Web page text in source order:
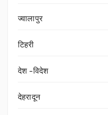
ज्वालापुर
टिहरी
देश -विदेश
देहरादून